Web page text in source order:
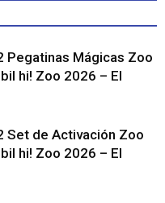
Pegatinas Mágicas Zoo
hi! Zoo 2026 – El
Set de Activación Zoo
hi! Zoo 2026 – El